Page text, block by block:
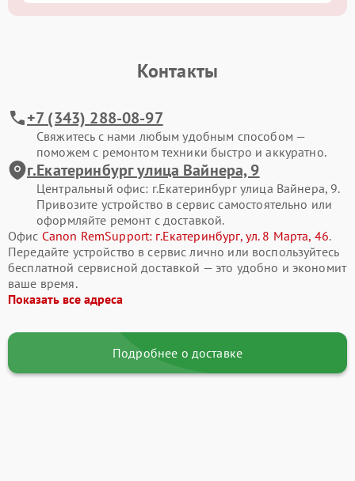
Контакты
+7 (343) 288-08-97
Свяжитесь с нами любым удобным способом —
поможем с ремонтом техники быстро и аккуратно.
г.Екатеринбург улица Вайнера, 9
Центральный офис: г.Екатеринбург улица Вайнера, 9.
Привозите устройство в сервис самостоятельно или
оформляйте ремонт с доставкой.
Офис Canon RemSupport: г.Екатеринбург, ул. 8 Марта, 46.
Передайте устройство в сервис лично или воспользуйтесь
бесплатной сервисной доставкой — это удобно и экономит
ваше время.
Показать все адреса
Подробнее о доставке